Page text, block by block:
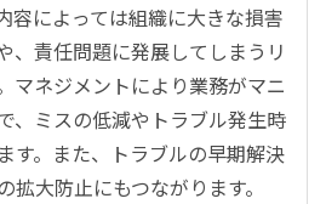
容によっては組織に大きな損害
、責任問題に発展してしまうリ
マネジメントにより業務がマニ
、ミスの低減やトラブル発生時
す。また、トラブルの早期解決
大防止にもつながります。